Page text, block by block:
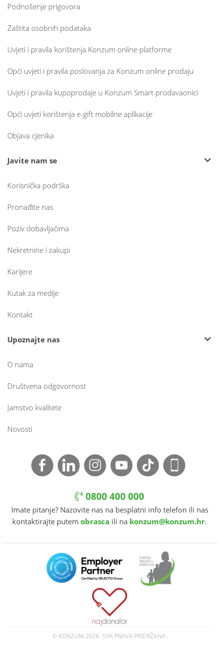
Podnošenje prigovora
Zaštita osobnih podataka
Uvjeti i pravila korištenja Konzum online platforme
Opći uvjeti i pravila poslovanja za Konzum online prodaju
Uvjeti i pravila kupoprodaje u Konzum Smart prodavaonici
Opći uvjeti korištenja e-gift mobilne aplikacije
Objava cjenika
Javite nam se
Korisnička podrška
Pronađite nas
Poziv dobavljačima
Nekretnine i zakupi
Karijere
Kutak za medije
Kontakt
Upoznajte nas
O nama
Društvena odgovornost
Jamstvo kvalitete
Novosti
0800 400 000
Imate pitanje? Nazovite nas na besplatni info telefon ili nas
kontaktirajte putem obrasca ili na konzum@konzum.hr.
© KONZUM 2026. SVA PRAVA PRIDRŽANA.